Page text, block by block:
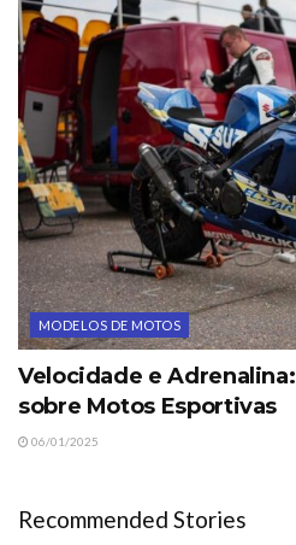
MODELOS DE MOTOS
Velocidade e
sobre Motos Esportivas
06/01/2025
Recommended Stories